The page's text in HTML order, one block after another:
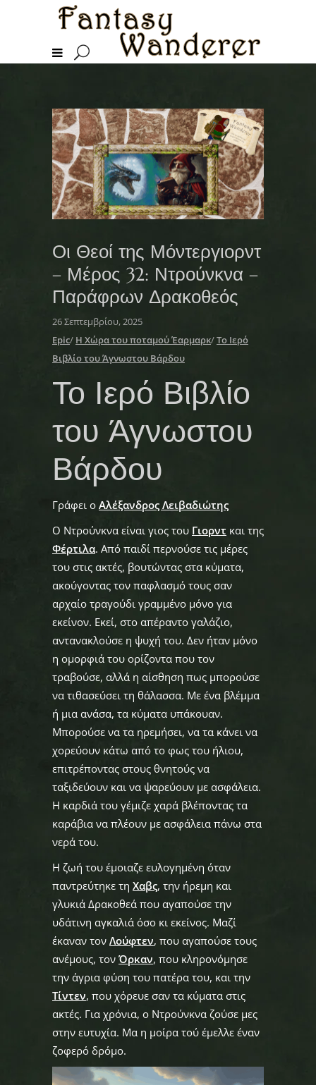
Οι Θεοί της Μόντεργιορντ
– Μέρος 32: Ντρούνκνα –
Παράφρων Δρακοθεός
26 Σεπτεμβρίου, 2025
Epic/ Η Χώρα του ποταμού Έαρμαρκ/Το Ιερό
Βιβλίο του Άγνωστου Βάρδου
Το Ιερό Βιβλίο
του Άγνωστου
Βάρδου
Γράφει ο Αλέξανδρος Λειβαδιώτης
Ο Ντρούνκνα είναι γιος του Γιορντ και της
Φέρτιλα. Από παιδί περνούσε τις μέρες
του στις ακτές, βουτώντας στα κύματα,
ακούγοντας τον παφλασμό τους σαν
αρχαίο τραγούδι γραμμένο μόνο για
εκείνον. Εκεί, στο απέραντο γαλάζιο,
αντανακλούσε η ψυχή του. Δεν ήταν μόνο
η ομορφιά του ορίζοντα που τον
τραβούσε, αλλά η αίσθηση πως μπορούσε
να τιθασεύσει τη θάλασσα. Με ένα βλέμμα
ή μια ανάσα, τα κύματα υπάκουαν.
Μπορούσε να τα ηρεμήσει, να τα κάνει να
χορεύουν κάτω από το φως του ήλιου,
επιτρέποντας στους θνητούς να
ταξιδεύουν και να ψαρεύουν με ασφάλεια.
Η καρδιά του γέμιζε χαρά βλέποντας τα
καράβια να πλέουν με ασφάλεια πάνω στα
νερά του.
Η ζωή του έμοιαζε ευλογημένη όταν
παντρεύτηκε τη Χαβς, την ήρεμη και
γλυκιά Δρακοθεά που αγαπούσε την
υδάτινη αγκαλιά όσο κι εκείνος. Μαζί
έκαναν τον Λούφτεν, που αγαπούσε τους
ανέμους, τον Όρκαν, που κληρονόμησε
την άγρια φύση του πατέρα του, και την
Τίντεν, που χόρευε σαν τα κύματα στις
ακτές. Για χρόνια, ο Ντρούνκνα ζούσε μες
στην ευτυχία. Μα η μοίρα τού έμελλε έναν
ζοφερό δρόμο.